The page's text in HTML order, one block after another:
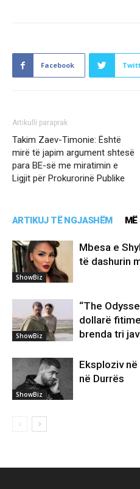
Facebook
Artikulli paraprak
Takim Zaev-Timonie: Është
mirë të japim argument shtesë
para BE-së me miratimin e
Ligjit për Prokurorinë Publike
ARTIKUJ TË NGJASHËM MË
ShowBiz
Mbesa e
të dashurin
ShowBiz
“The
dollarë
brenda tri
ShowBiz
Eksploziv
në Durrës